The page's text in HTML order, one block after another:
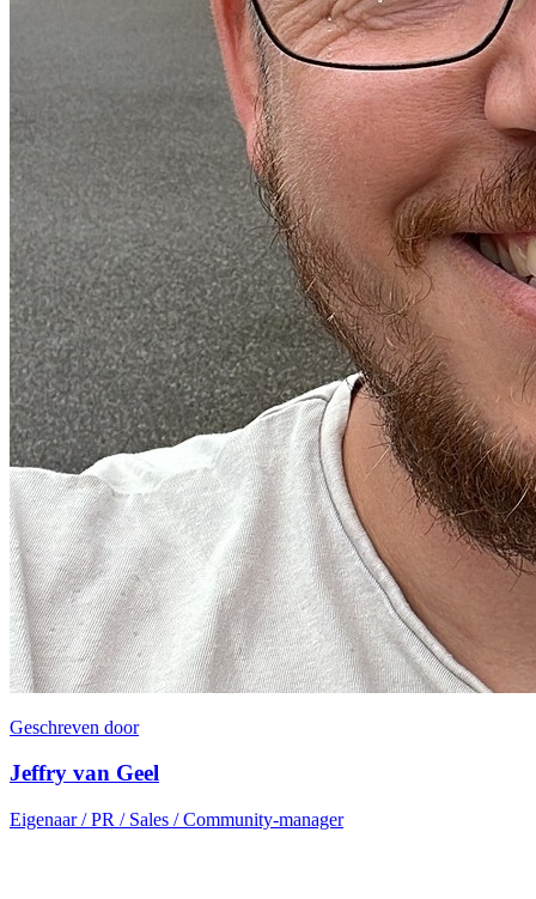
Geschreven door
Jeffry van Geel
Eigenaar / PR / Sales / Community-manager